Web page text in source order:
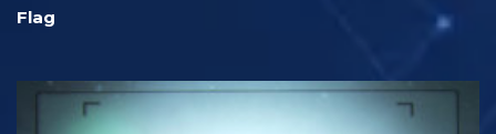
Flag